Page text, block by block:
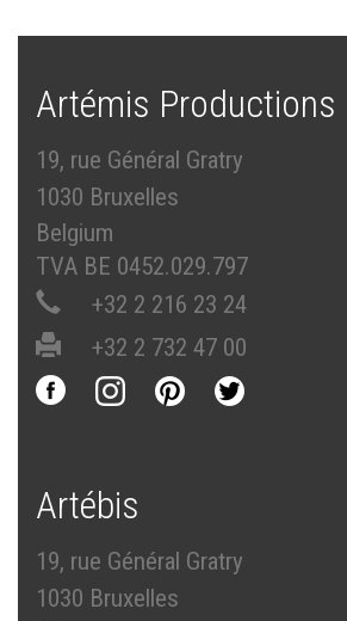
Artémis Productions
19, rue Général Gratry
1030 Bruxelles
Belgium
TVA BE 0452.029.797
+32 2 216 23 24
+32 2 732 47 00
Artébis
19, rue Général Gratry
1030 Bruxelles